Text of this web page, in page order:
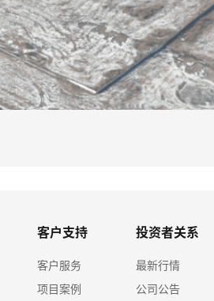
客户支持
客户服务
项目案例
投资者关系
最新行情
公司公告